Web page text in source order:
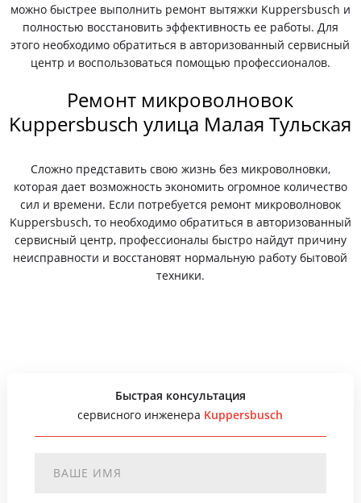
можно быстрее выполнить ремонт вытяжки Kuppersbusch и
полностью восстановить эффективность ее работы. Для
этого необходимо обратиться в авторизованный сервисный
центр и воспользоваться помощью профессионалов.
Ремонт микроволновок
Kuppersbusch улица Малая Тульская
Сложно представить свою жизнь без микроволновки,
которая дает возможность экономить огромное количество
сил и времени. Если потребуется ремонт микроволновок
Kuppersbusch, то необходимо обратиться в авторизованный
сервисный центр, профессионалы быстро найдут причину
неисправности и восстановят нормальную работу бытовой
техники.
Быстрая консультация
сервисного инженера Kuppersbusch